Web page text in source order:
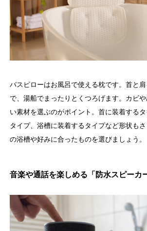
バスピローはお風呂で使える枕です。首と
で、湯船でまったりとくつろげます。カビ
い素材を選ぶのがポイント。首に装着する
タイプ、浴槽に装着するタイプなど形状も
の浴槽や好みに合ったものを選びましょう。
音楽や通話を楽しめる「防水スピーカ